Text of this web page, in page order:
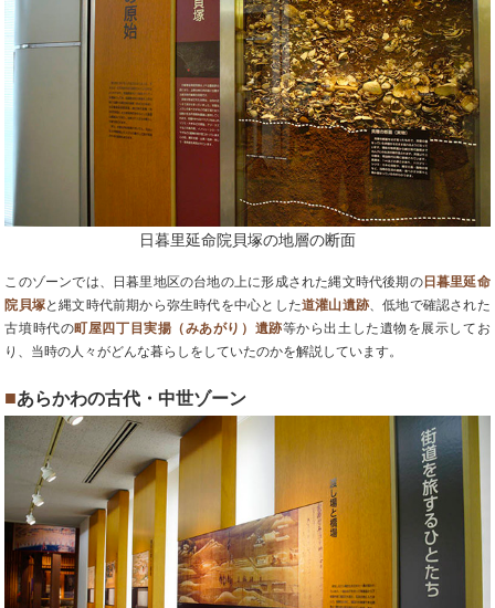
日暮里延命院貝塚の地層の断面
このゾーンでは、日暮里地区の台地の上に形成された縄文時代後期の日暮里延命
院貝塚と縄文時代前期から弥生時代を中心とした道灌山遺跡、低地で確認された
古墳時代の町屋四丁目実揚（みあがり）遺跡等から出土した遺物を展示してお
り、当時の人々がどんな暮らしをしていたのかを解説しています。
■あらかわの古代・中世ゾーン